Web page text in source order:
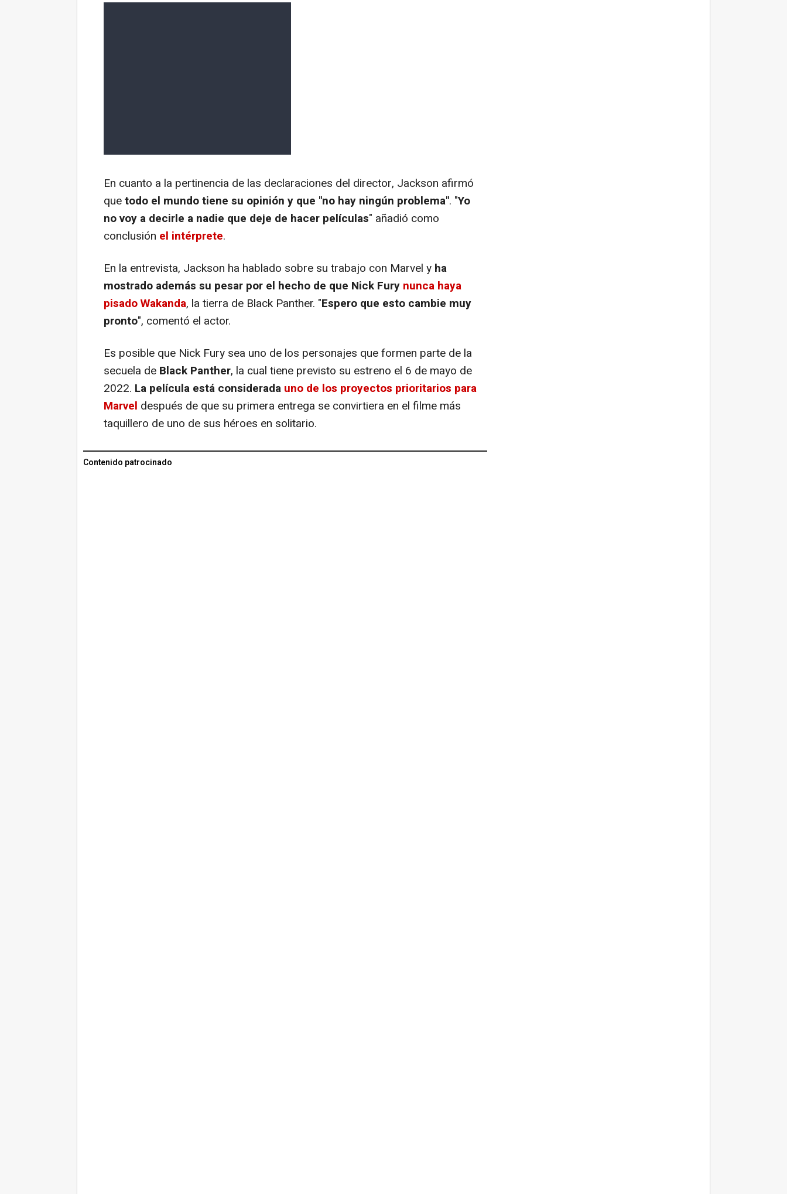
En cuanto a la pertinencia de las declaraciones del director, Jackson afirmó
quetodo el mundo tiene su opinión y que "no hay ningún problema". "Yo
no voy a decirle a nadie que deje de hacer películas" añadió como
conclusión el intérprete.
En la entrevista, Jackson ha hablado sobre su trabajo con Marvel y ha
mostrado además su pesar por el hecho de que Nick Fury nunca haya
pisado Wakanda, la tierra de Black Panther. "Espero que esto cambie muy
pronto", comentó el actor.
Es posible que Nick Fury sea uno de los personajes que formen parte de la
secuela de Black Panther, la cual tiene previsto su estreno el 6 de mayo de
2022. La película está considerada uno de los proyectos prioritarios para
Marvel después de que su primera entrega se convirtiera en el filme más
taquillero de uno de sus héroes en solitario.
Contenido patrocinado